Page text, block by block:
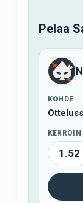
Pelaa
KOHDE
KERROIN
1.52